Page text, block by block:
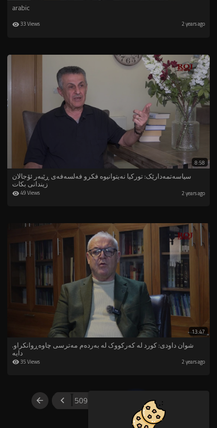
arabic
33 Views 2 years ago
8:58
سیاسەتمەدارێک: تورکیا نەیتوانیوە فکرو فەلسەفەى ڕێبەر ئۆجالان
زیندانی بکات
49 Views 2 years ago
13:47
.⁣شوان داودی: کورد لە کەرکووک لە بەردەم مەترسی چاوەڕوانکراو
دایە
35 Views 2 years ago
509